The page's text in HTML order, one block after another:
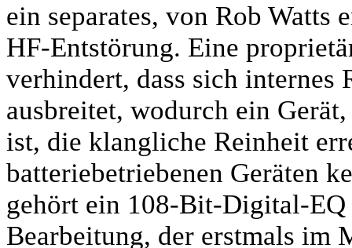
ein separates, von Rob
HF-Entstörung. Eine
verhindert, dass sich internes
ausbreitet, wodurch ein
ist, die klangliche Reinheit
batteriebetriebenen Geräten
gehört ein 108-Bit-Digital-
Bearbeitung, der erstmals im